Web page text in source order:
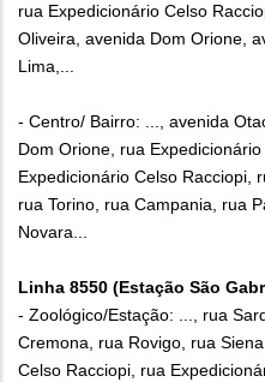
rua Expedicionário Celso
Oliveira, avenida Dom Orione,
Lima,...
- Centro/ Bairro: ..., avenida
Dom Orione, rua
Expedicionário Celso Racciopi,
rua Torino, rua Campania, rua
Novara...
Linha 8550 (Estação São
- Zoológico/Estação: ..., rua
Cremona, rua Rovigo, rua
Celso Racciopi, rua